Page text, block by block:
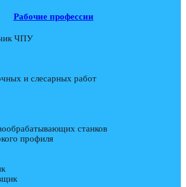
Рабочие профессии
ЧПУ
и слесарных работ
станков
профиля